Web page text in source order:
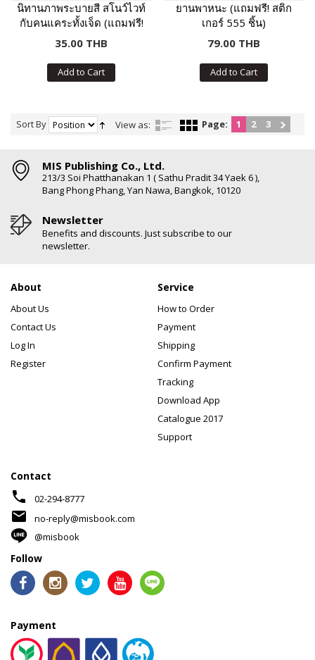
นิทานภาพระบายสี สโนว์ไวท์
กับคนแคระทั้งเจ็ด (แถมฟรี!
สติกเกอร์)
35.00 THB
Add to Cart
ยานพาหนะ (แถมฟรี! สติก
เกอร์ 555 ชิ้น)
79.00 THB
Add to Cart
Sort By View as: Page: 1 2 3
MIS Publishing Co., Ltd.
213/3 Soi Phatthanakan 1 ( Sathu Pradit 34 Yaek 6 ),
Bang Phong Phang, Yan Nawa, Bangkok, 10120
Newsletter
Benefits and discounts. Just subscribe to our
newsletter.
About
About Us
Contact Us
Log In
Register
Service
How to Order
Payment
Shipping
Confirm Payment
Tracking
Download App
Catalogue 2017
Support
Contact
phone 02-294-8777
mail
no-reply@misbook.com
@misbook
Follow
Payment